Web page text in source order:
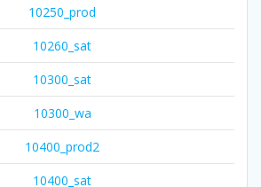
10250_prod
10260_sat
10300_sat
10300_wa
10400_prod2
10400_sat